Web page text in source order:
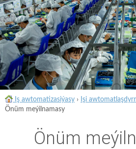
Iş awtomatizasiýasy › Işi
Önüm meýilnamasy
Önüm